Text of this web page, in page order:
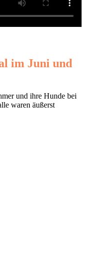
im Juni und
und ihre Hunde bei
waren äußerst